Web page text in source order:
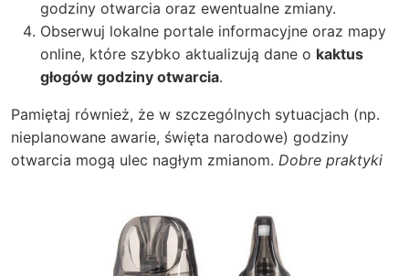
godziny otwarcia oraz ewentualne zmiany.
Obserwuj lokalne portale informacyjne oraz mapy
online, które szybko aktualizują dane o kaktus
głogów godziny otwarcia.
Pamiętaj również, że w szczególnych sytuacjach (np.
nieplanowane awarie, święta narodowe) godziny
otwarcia mogą ulec nagłym zmianom. Dobre praktyki